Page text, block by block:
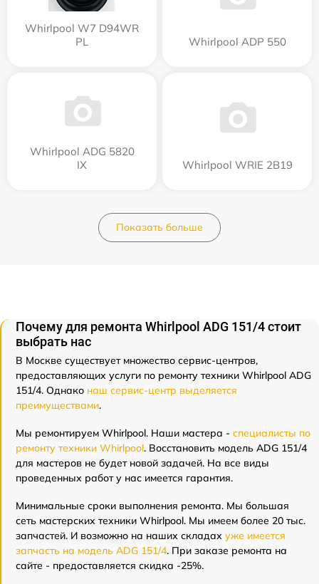
Whirlpool W7 D94WR
PL
Whirlpool ADP 550
Whirlpool ADG 5820
IX
Whirlpool WRIE 2B19
Показать больше
Почему для ремонта Whirlpool ADG 151/4 стоит
выбрать нас
В Москве существует множество сервис-центров,
предоставляющих услуги по ремонту техники Whirlpool ADG
151/4. Однако наш сервис-центр выделяется
преимуществами.
Мы ремонтируем Whirlpool. Наши мастера - специалисты по
ремонту техники Whirlpool. Восстановить модель ADG 151/4
для мастеров не будет новой задачей. На все виды
проведенных работ у нас имеется гарантия.
Минимальные сроки выполнения ремонта. Мы большая
сеть мастерских техники Whirlpool. Мы имеем более 20 тыс.
запчастей. И возможно на наших складах уже имеется
запчасть на модель ADG 151/4. При заказе ремонта на
сайте - предоставляется скидка -25%.